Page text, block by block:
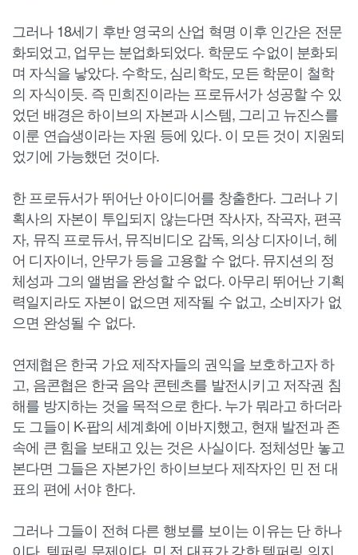
그러나 18세기 후반 영국의 산업 혁명 이후 인간은 전문
화되었고, 업무는 분업화되었다. 학문도 수없이 분화되
며 자식을 낳았다. 수학도, 심리학도, 모든 학문이 철학
의 자식이듯. 즉 민희진이라는 프로듀서가 성공할 수 있
었던 배경은 하이브의 자본과 시스템, 그리고 뉴진스를
이룬 연습생이라는 자원 등에 있다. 이 모든 것이 지원되
었기에 가능했던 것이다.
한 프로듀서가 뛰어난 아이디어를 창출한다. 그러나 기
획사의 자본이 투입되지 않는다면 작사자, 작곡자, 편곡
자, 뮤직 프로듀서, 뮤직비디오 감독, 의상 디자이너, 헤
어 디자이너, 안무가 등을 고용할 수 없다. 뮤지션의 정
체성과 그의 앨범을 완성할 수 없다. 아무리 뛰어난 기획
력일지라도 자본이 없으면 제작될 수 없고, 소비자가 없
으면 완성될 수 없다.
연제협은 한국 가요 제작자들의 권익을 보호하고자 하
고, 음콘협은 한국 음악 콘텐츠를 발전시키고 저작권 침
해를 방지하는 것을 목적으로 한다. 누가 뭐라고 하더라
도 그들이 K-팝의 세계화에 이바지했고, 현재 발전과 존
속에 큰 힘을 보태고 있는 것은 사실이다. 정체성만 놓고
본다면 그들은 자본가인 하이브보다 제작자인 민 전 대
표의 편에 서야 한다.
그러나 그들이 전혀 다른 행보를 보이는 이유는 단 하나
이다. 템퍼링 문제이다. 민 전 대표가 강한 템퍼링 의지